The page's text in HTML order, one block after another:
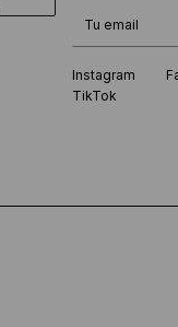
¡Te
Instagram
TikTok